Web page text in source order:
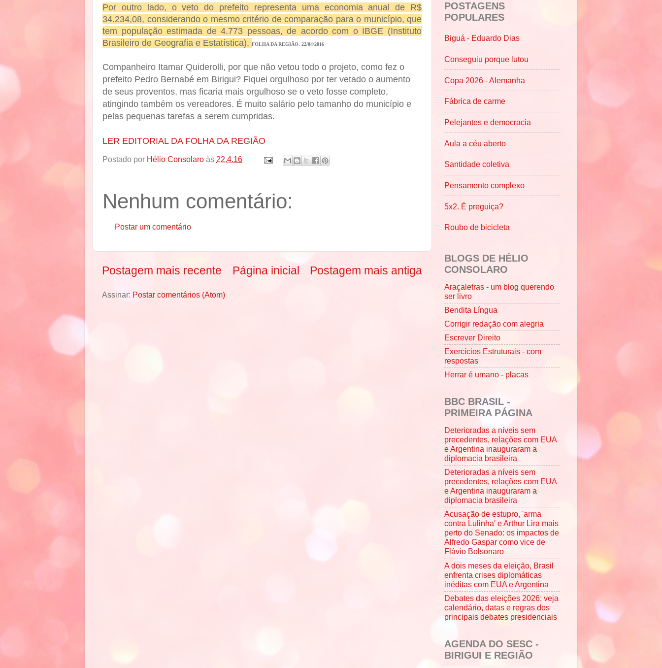
Por outro lado, o veto do prefeito representa uma economia anual de R$
34.234,08, considerando o mesmo critério de comparação para o município, que
tem população estimada de 4.773 pessoas, de acordo com o IBGE (Instituto
Brasileiro de Geografia e Estatística). FOLHA DA REGIÃO, 22/04/2016
Companheiro Itamar Quiderolli, por que não vetou todo o projeto, como fez o
prefeito Pedro Bernabé em Birigui? Fiquei orgulhoso por ter vetado o aumento
de seus proventos, mas ficaria mais orgulhoso se o veto fosse completo,
atingindo também os vereadores. É muito salário pelo tamanho do município e
pelas pequenas tarefas a serem cumpridas.
LER EDITORIAL DA FOLHA DA REGIÃO
Postado por Hélio Consolaro às 22.4.16
Nenhum comentário:
Postar um comentário
Postagem mais recente Postagem mais antiga
Página inicial
Assinar: Postar comentários (Atom)
POSTAGENS
POPULARES
Biguá - Eduardo Dias
Conseguiu porque lutou
Copa 2026 - Alemanha
Fábrica de carme
Pelejantes e democracia
Aula a céu aberto
Santidade coletiva
Pensamento complexo
5x2. É preguiça?
Roubo de bicicleta
BLOGS DE HÉLIO
CONSOLARO
Araçaletras - um blog querendo
ser livro
Bendita Língua
Corrigir redação com alegria
Escrever Direito
Exercícios Estruturais - com
respostas
Herrar é umano - placas
BBC BRASIL -
PRIMEIRA PÁGINA
Deterioradas a níveis sem
precedentes, relações com EUA
e Argentina inauguraram a
diplomacia brasileira
Deterioradas a níveis sem
precedentes, relações com EUA
e Argentina inauguraram a
diplomacia brasileira
Acusação de estupro, 'arma
contra Lulinha' e Arthur Lira mais
perto do Senado: os impactos de
Alfredo Gaspar como vice de
Flávio Bolsonaro
A dois meses da eleição, Brasil
enfrenta crises diplomáticas
inéditas com EUA e Argentina
Debates das eleições 2026: veja
calendário, datas e regras dos
principais debates presidenciais
AGENDA DO SESC -
BIRIGUI E REGIÃO